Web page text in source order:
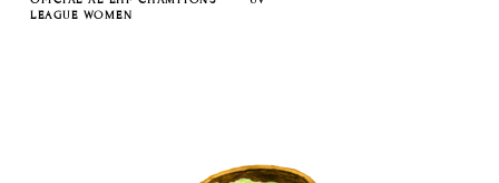
LEAGUE WOMEN